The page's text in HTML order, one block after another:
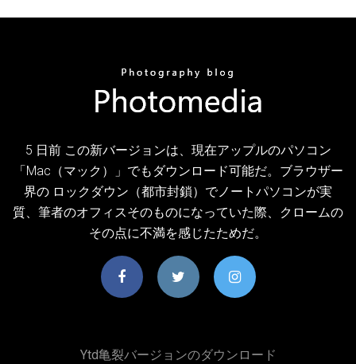
5 日前 この新バージョンは、現在アップルのパソコン
「Mac（マック）」でもダウンロード可能だ。ブラウザー
界の ロックダウン（都市封鎖）でノートパソコンが実
質、筆者のオフィスそのものになっていた際、クロームの
その点に不満を感じたためだ。
Ytd亀裂バージョンのダウンロード